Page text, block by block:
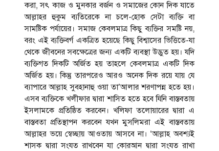
করা, সৎ কাজ ও মুনকার বর্জন ও সমাজের কোন দিক যাতে
আল্লাহর হুকুম ব্যতিরেকে না চলে-হোক সেটা ব্যক্তি বা
সামষ্টিক পর্যায়ের। সমাজ কেবলমাত্র কিছু ব্যক্তির সমষ্টি নয়,
বরং এই ব্যক্তিবর্গ একত্রিত হয়েছে কিছু বিশ্বাসের ভিত্তিতে-যা
থেকে জীবনের সবক্ষেত্রের জন্য একটি ব্যবস্থা উদ্ভুত হয়। যদি
ব্যক্তিগত দিকটি অর্জিত হয় তাহলে কেবলমাত্র একটি দিক
অর্জিত হয়। কিন্তু তারপরেও আরও অনেক দিক রয়ে যায় যে
ব্যাপারে আল্লাহ সুবহানাহু ওয়া তা’আলার শরণাপন্ন হতে হয়।
এসব ব্যক্তিকে খলীফার দ্বারা শাসিত হতে হবে যিনি বাস্তবতায়
ইসলামকে প্রতিষ্ঠিত করবেন। খলিফা তলোয়ারের দ্বারা এ
বাস্তবতা প্রতিস্থাপন করবেন যখন মুসলিমরা এই বাস্তবতায়
আল্লাহর ভয়ে স্বেচ্ছায় আওতায় আসবে না। ‘আল্লাহ অবশ্যই
শাসক দ্বারা সংযত রাখবেন যা কোরআন দ্বারা সংযত রাখা